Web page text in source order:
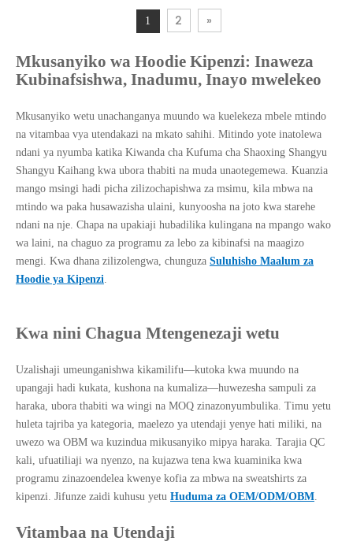
Sweatshirt ya Mbwa
wa Sikukuu ya Krismasi
Kijani)
Sweatshirt ya Mbwa
wa Sikukuu ya Krismasi
Kijani)
1 2 »
Mkusanyiko wa Hoodie Kipenzi: Inaweza
Kubinafsishwa, Inadumu, Inayo mwelekeo
Mkusanyiko wetu unachanganya muundo wa kuelekeza mbele mtindo
na vitambaa vya utendakazi na mkato sahihi. Mitindo yote inatolewa
ndani ya nyumba katika Kiwanda cha Kufuma cha Shaoxing Shangyu
Shangyu Kaihang kwa ubora thabiti na muda unaotegemewa. Kuanzia
mango msingi hadi picha zilizochapishwa za msimu, kila mbwa na
mtindo wa paka husawazisha ulaini, kunyoosha na joto kwa starehe
ndani na nje. Chapa na upakiaji hubadilika kulingana na mpango wako
wa laini, na chaguo za programu za lebo za kibinafsi na maagizo
mengi. Kwa dhana zilizolengwa, chunguza Suluhisho Maalum za
Hoodie ya Kipenzi
Kwa nini Chagua Mtengenezaji wetu
Uzalishaji umeunganishwa kikamilifu—kutoka kwa muundo na
upangaji hadi kukata, kushona na kumaliza—huwezesha sampuli za
haraka, ubora thabiti wa wingi na MOQ zinazonyumbulika. Timu yetu
huleta tajriba ya kategoria, maelezo ya utendaji yenye hati miliki, na
uwezo wa OBM wa kuzindua mikusanyiko mipya haraka. Tarajia QC
kali, ufuatiliaji wa nyenzo, na kujazwa tena kwa kuaminika kwa
programu zinazoendelea kwenye kofia za mbwa na sweatshirts za
kipenzi. Jifunze zaidi kuhusu yetu Huduma za OEM/ODM/OBM
Vitambaa na Utendaji